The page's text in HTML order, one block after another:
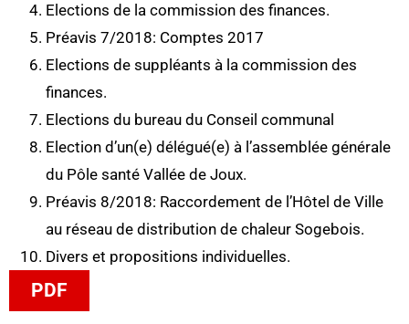
Elections de la commission des finances.
Préavis 7/2018: Comptes 2017
Elections de suppléants à la commission des
finances.
Elections du bureau du Conseil communal
Election d’un(e) délégué(e) à l’assemblée générale
du Pôle santé Vallée de Joux.
Préavis 8/2018: Raccordement de l’Hôtel de Ville
au réseau de distribution de chaleur Sogebois.
Divers et propositions individuelles.
PDF